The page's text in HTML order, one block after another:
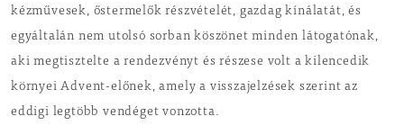
kézművesek, őstermelők részvételét, gazdag kínálatát, és
egyáltalán nem utolsó sorban köszönet minden látogatónak,
aki megtisztelte a rendezvényt és részese volt a kilencedik
környei Advent-előnek, amely a visszajelzések szerint az
eddigi legtöbb vendéget vonzotta.